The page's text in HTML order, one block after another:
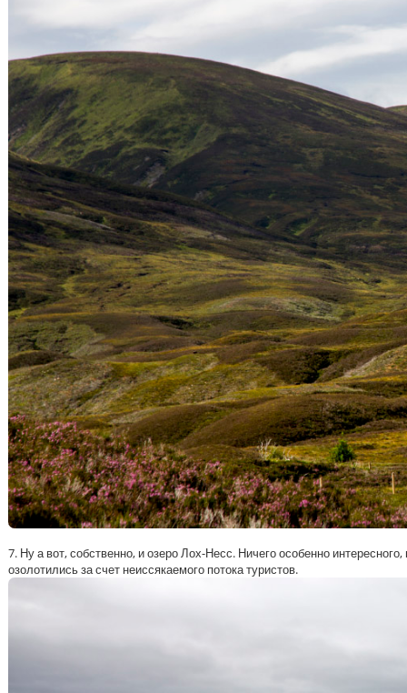
7. Ну а вот, собственно, и озеро Лох-Несс. Ничего особенно
озолотились за счет неиссякаемого потока туристов.